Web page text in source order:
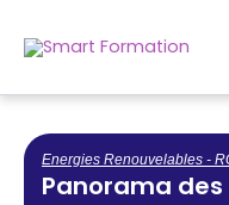
Energies Renouvelables -
Panorama